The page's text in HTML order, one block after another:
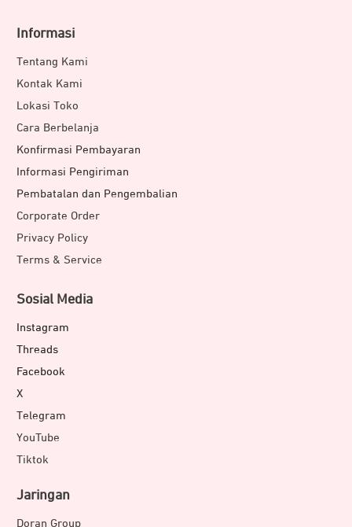
Informasi
Tentang Kami
Kontak Kami
Lokasi Toko
Cara Berbelanja
Konfirmasi Pembayaran
Informasi Pengiriman
Pembatalan dan Pengembalian
Corporate Order
Privacy Policy
Terms & Service
Sosial Media
Instagram
Threads
Facebook
X
Telegram
YouTube
Tiktok
Jaringan
Doran Group